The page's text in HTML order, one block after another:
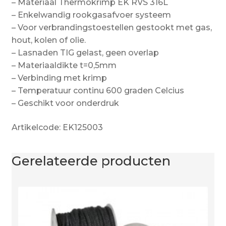
– Materiaal Thermokrimp EK RVS 316L
– Enkelwandig rookgasafvoer systeem
– Voor verbrandingstoestellen gestookt met gas,
hout, kolen of olie.
– Lasnaden TIG gelast, geen overlap
– Materiaaldikte t=0,5mm
– Verbinding met krimp
– Temperatuur continu 600 graden Celcius
– Geschikt voor onderdruk
Artikelcode: EK125003
Gerelateerde producten